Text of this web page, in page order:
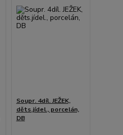
Soupr. 4díl. JEŽEK,
děts.jídel., porcelán,
DB